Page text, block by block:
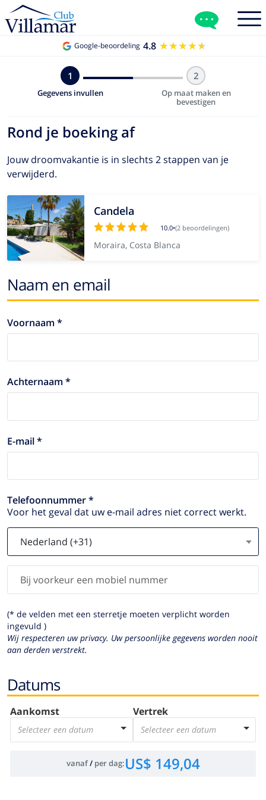
Google-beoordeling 4.8 ★★★★★
★★★★★
1
Gegevens invullen
2
Op maat maken en
bevestigen
Rond je boeking af
Jouw droomvakantie is in slechts 2 stappen van je
verwijderd.
Candela
10.0•(2 beoordelingen)
Moraira, Costa Blanca
Naam en email
Voornaam *
Achternaam *
E-mail *
Telefoonnummer *
Voor het geval dat uw e-mail adres niet correct werkt.
(* de velden met een sterretje moeten verplicht worden
ingevuld )
Wij respecteren uw privacy. Uw persoonlijke gegevens worden nooit
aan derden verstrekt.
Datums
Aankomst
Selecteer een datum
Vertrek
Selecteer een datum
vanaf/ per dag:US$ 149,04